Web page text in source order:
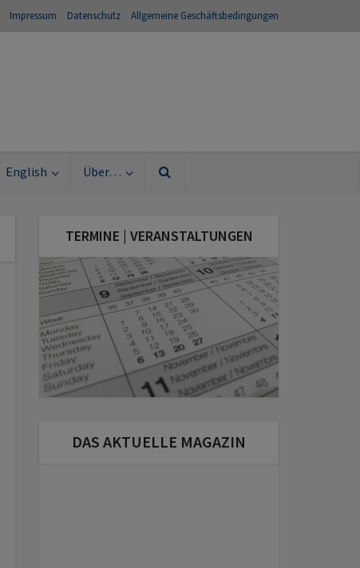
Impressum Datenschutz Allgemeine Geschäftsbedingungen
English Über…
TERMINE | VERANSTALTUNGEN
DAS AKTUELLE MAGAZIN